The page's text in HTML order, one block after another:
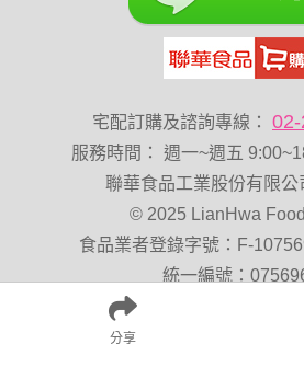
黑豆 開心果 萬歲牌
萬歲牌 蔓越莓 蜜汁腰果
全聯 海苔細 萬歲牌 堅果隨
Costco 萬歲牌堅果 飯糰 芝
全聯 核桃 寶寶 海苔 波浪脆
卡廸那95℃薯條原味18克*5包
萬歲牌-堅穀力
綜合
宅配訂購及諮詢專線：
服務時間 ：
週一~週五
聯華食品工業股份有限公
© 2025 LianHwa
食品業者登錄字號：F-
統一編號：
地址：台北市大同區迪化
分享